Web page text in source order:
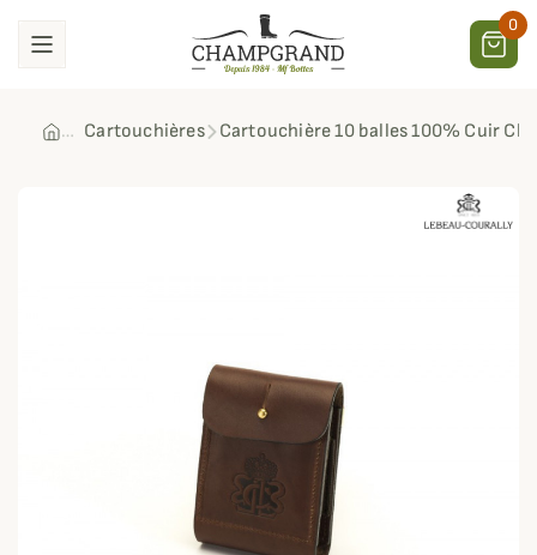
0
Cartouchières Cartouchière 10 balles 100% Cuir